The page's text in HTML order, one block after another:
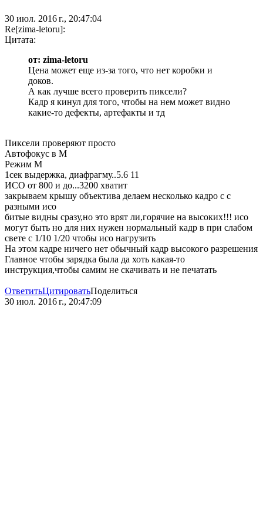
30 июл. 2016 г., 20:47:04
Re[zima-letoru]:
Цитата:
от: zima-letoru
Цена может еще из-за того, что нет коробки и
доков.
А как лучше всего проверить пиксели?
Кадр я кинул для того, чтобы на нем может видно
какие-то дефекты, артефакты и тд
Пиксели проверяют просто
Автофокус в М
Режим М
1сек выдержка, диафрагму..5.6 11
ИСО от 800 и до...3200 хватит
закрываем крышу объектива делаем несколько кадро с с
разными исо
битые видны сразу,но это врят ли,горячие на высоких!!! исо
могут быть но для них нужен нормальный кадр в при слабом
свете с 1/10 1/20 чтобы исо нагрузить
На этом кадре ничего нет обычный кадр высокого разрешения
Главное чтобы зарядка была да хоть какая-то
инструкция,чтобы самим не скачивать и не печатать
ОтветитьЦитироватьПоделиться
30 июл. 2016 г., 20:47:09